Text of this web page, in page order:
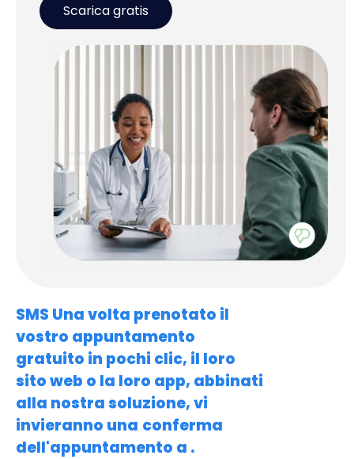
Scarica gratis
SMS Una volta prenotato il
vostro appuntamento
gratuito in pochi clic, il loro
sito web o la loro app, abbinati
alla nostra soluzione, vi
invieranno una conferma
dell'appuntamento a .